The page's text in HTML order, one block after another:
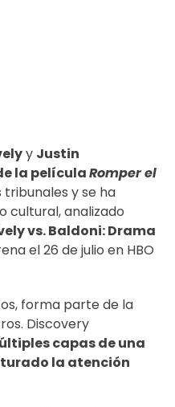
y Justin
la películaRomper el
y se ha
cultural, analizado
vs. Baldoni: Drama
el 26 de julio en HBO
forma parte de la
Discovery
capas de una
la atención